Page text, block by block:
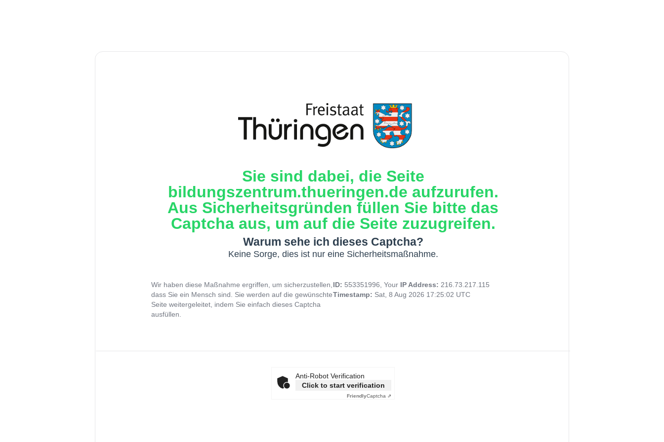
Sie sind dabei, die Seite
bildungszentrum.thueringen.de aufzurufen.
Aus Sicherheitsgründen füllen Sie bitte das
Captcha aus, um auf die Seite zuzugreifen.
Warum sehe ich dieses Captcha?
Keine Sorge, dies ist nur eine Sicherheitsmaßnahme.
Wir haben diese Maßnahme ergriffen, um sicherzustellen,
dass Sie ein Mensch sind. Sie werden auf die gewünschte
Seite weitergeleitet, indem Sie einfach dieses Captcha
ausfüllen.
ID: 553351996, Your IP Address: 216.73.217.115
Timestamp: Sat, 8 Aug 2026 17:25:02 UTC
Anti-Robot Verification
Click to start verification
FriendlyCaptcha ⇗